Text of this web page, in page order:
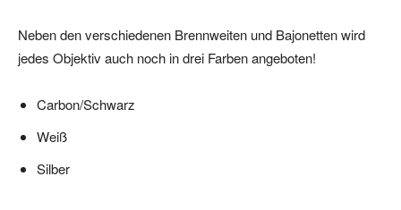
Neben den verschiedenen Brennweiten und Bajonetten wird
jedes Objektiv auch noch in drei Farben angeboten!
Carbon/Schwarz
Weiß
Silber